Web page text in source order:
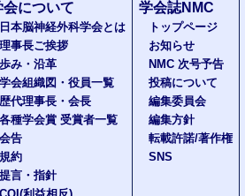
会について
日本脳神経外科学会とは
理事長ご挨拶
歩み・沿革
学会組織図・役員一覧
歴代理事長・会長
各種学会賞 受賞者一覧
会告
規約
提言・指針
学会誌NMC
トップページ
お知らせ
NMC 次号予告
投稿について
編集委員会
編集方針
転載許諾/著作権
SNS